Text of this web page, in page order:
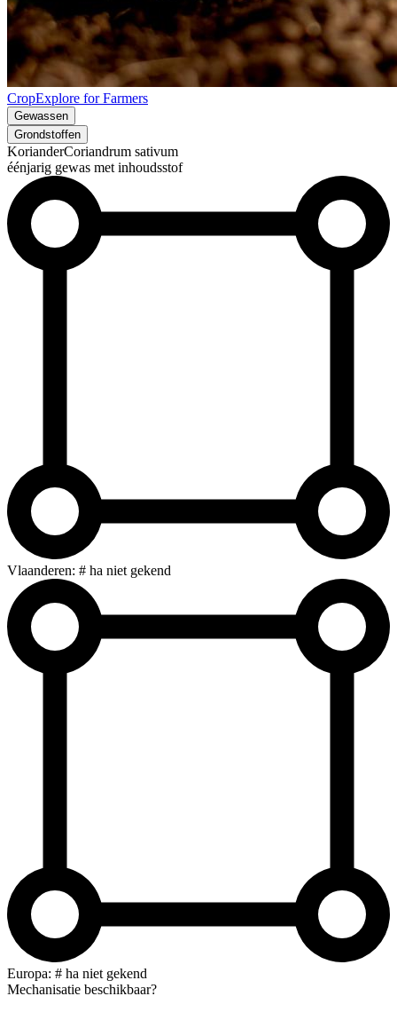
CropExplore for Farmers
Gewassen
Grondstoffen
KorianderCoriandrum sativum
éénjarig gewas met inhoudsstof
Vlaanderen: # ha niet gekend
Europa: # ha niet gekend
Mechanisatie beschikbaar?